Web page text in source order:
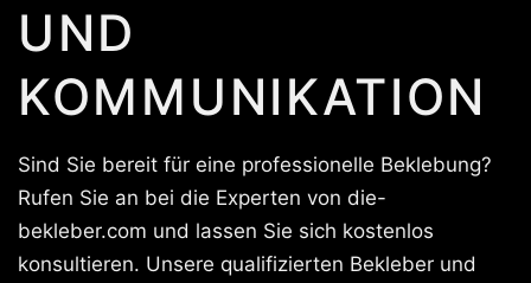
UND
KOMMUNIKATION
Sind Sie bereit für eine professionelle Beklebung?
Rufen Sie an bei die Experten von die-
bekleber.com und lassen Sie sich kostenlos
konsultieren. Unsere qualifizierten Bekleber und